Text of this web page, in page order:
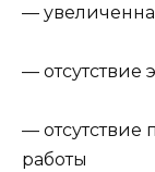
—
— отсутствие
— отсутствие
работы